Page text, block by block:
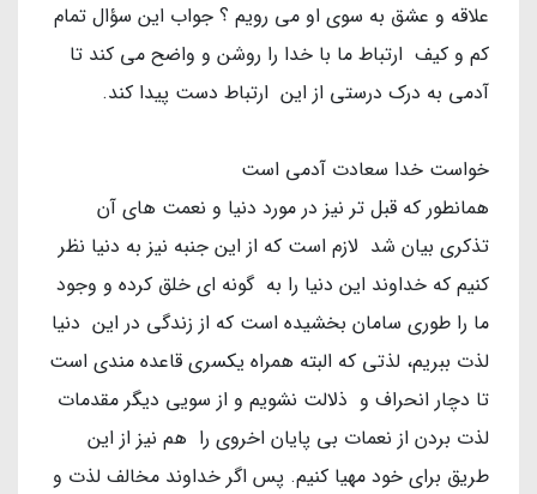
علاقه و عشق به سوی او می رویم ؟ جواب این سؤال تمام
کم و کیف ارتباط ما با خدا را روشن و واضح می کند تا
آدمی به درک درستی از این ارتباط دست پیدا کند.
خواست خدا سعادت آدمی است
همانطور که قبل تر نیز در مورد دنیا و نعمت های آن
تذکری بیان شد لازم است که از این جنبه نیز به دنیا نظر
کنیم که خداوند این دنیا را به گونه ای خلق کرده و وجود
ما را طوری سامان بخشیده است که از زندگی در این دنیا
لذت ببریم، لذتی که البته همراه یکسری قاعده مندی است
تا دچار انحراف و ذلالت نشویم و از سویی دیگر مقدمات
لذت بردن از نعمات بی پایان اخروی را هم نیز از این
طریق برای خود مهیا کنیم. پس اگر خداوند مخالف لذت و